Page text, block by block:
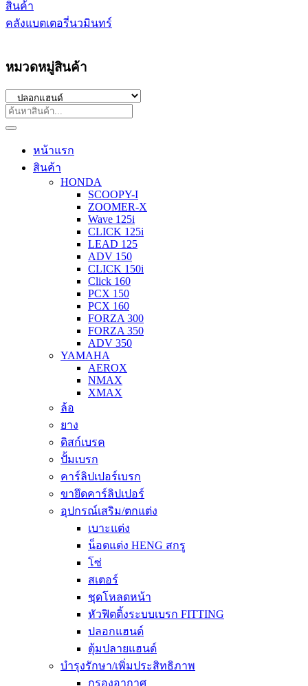
สินค้า
คลังแบตเตอรี่นวมินทร์
หมวดหมู่สินค้า
หน้าแรก
สินค้า
HONDA
SCOOPY-I
ZOOMER-X
Wave 125i
CLICK 125i
LEAD 125
ADV 150
CLICK 150i
Click 160
PCX 150
PCX 160
FORZA 300
FORZA 350
ADV 350
YAMAHA
AEROX
NMAX
XMAX
ล้อ
ยาง
ดิสก์เบรค
ปั้มเบรก
คาร์ลิปเปอร์เบรก
ขายึดคาร์ลิปเปอร์
อุปกรณ์เสริม/ตกแต่ง
เบาะแต่ง
น็อตแต่ง HENG สกรู
โซ่
สเตอร์
ชุดโหลดหน้า
หัวฟิตติ้งระบบเบรก FITTING
ปลอกแฮนด์
ตุ้มปลายแฮนด์
บำรุงรักษา/เพิ่มประสิทธิภาพ
กรองอากาศ